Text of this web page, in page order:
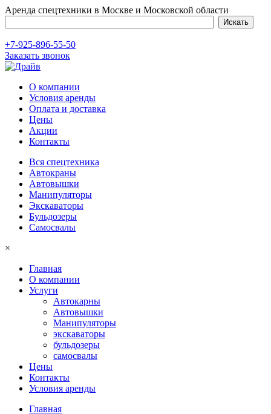
Аренда спецтехники в Москве и Московской области
+7-925-896-55-50
Заказать звонок
О компании
Условия аренды
Оплата и доставка
Цены
Акции
Контакты
Вся спецтехника
Автокраны
Автовышки
Манипуляторы
Экскаваторы
Бульдозеры
Самосвалы
×
Главная
О компании
Услуги
Автокарны
Автовышки
Манипуляторы
экскаваторы
бульдозеры
самосвалы
Цены
Контакты
Условия аренды
Главная